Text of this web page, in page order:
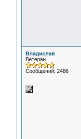
Владислав
Ветеран
Сообщений: 2486